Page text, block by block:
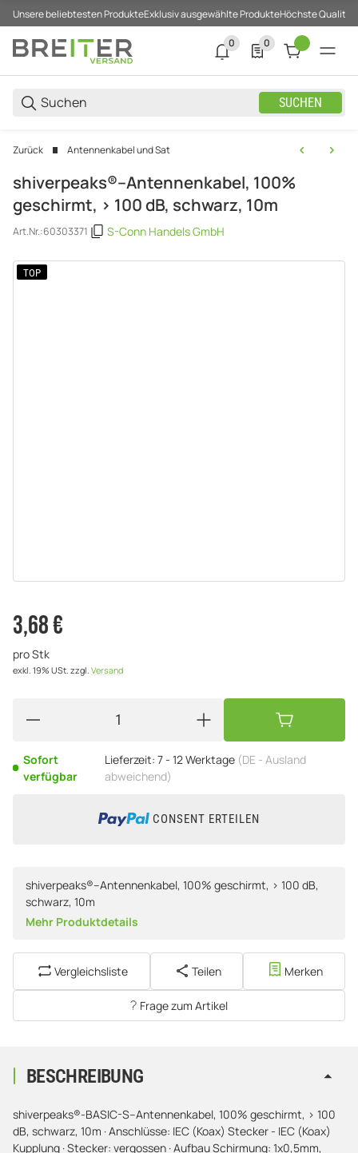
Unsere beliebtesten ProdukteExklusiv ausgewählte ProdukteHöchste Qualität
SUCHEN
0
0 neue Notifizierungen
0
0 Produkte in der
Zurück Antennenkabel und Sat
S-Conn Handels GmbH
shiverpeaks®--Antennenkabel, 100%
geschirmt, > 100 dB, schwarz, 10m
Art.Nr.:60303371
TOP
3,68 €
pro Stk
exkl. 19% USt. zzgl. Versand
Sofort
verfügbar
Lieferzeit: 7 - 12 Werktage (DE - Ausland
abweichend)
CONSENT ERTEILEN
shiverpeaks®--Antennenkabel, 100% geschirmt, > 100 dB,
schwarz, 10m
Mehr Produktdetails
Vergleichsliste Teilen Merken
Frage zum Artikel
BESCHREIBUNG
shiverpeaks®-BASIC-S--Antennenkabel, 100% geschirmt, > 100
dB, schwarz, 10m · Anschlüsse: IEC (Koax) Stecker - IEC (Koax)
Kupplung · Stecker: vergossen · Aufbau Schirmung: 1x0,5mm,